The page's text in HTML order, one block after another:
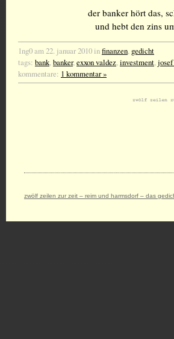
der banker hört das,
und hebt den zins
1ng0 am 22. januar 2010 infinanzen, gedicht
tags: bank,banker,exxon valdez,investment,
kommentare: 1 kommentar »
zwölf zeilen zur zeit – reim und harmsdorf – das